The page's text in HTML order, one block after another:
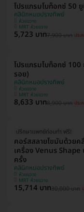
โปรแกรมโบท็อกซ์ 50
คลินิกหมอปรางทิพย์
ห้วยขวาง
MRT ห้วยขวาง
5,723 บาท7,900 บาท ประ
โปรแกรมโบท็อกซ์
รอย)
คลินิกหมอปรางทิพย์
ห้วยขวาง
MRT ห้วยขวาง
8,633 บาท8,900 บาท ประ
ปรึกษาแพทย์ก่อนทำ ฟรี!
คอร์สสลายไขมันด้วย
เครื่อง Venus
ครั้ง
คลินิกหมอปรางทิพย์
ห้วยขวาง
MRT ห้วยขวาง
15,714 บาท30,000 บาท